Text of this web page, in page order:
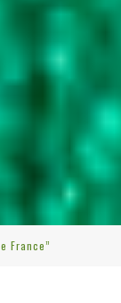
France”